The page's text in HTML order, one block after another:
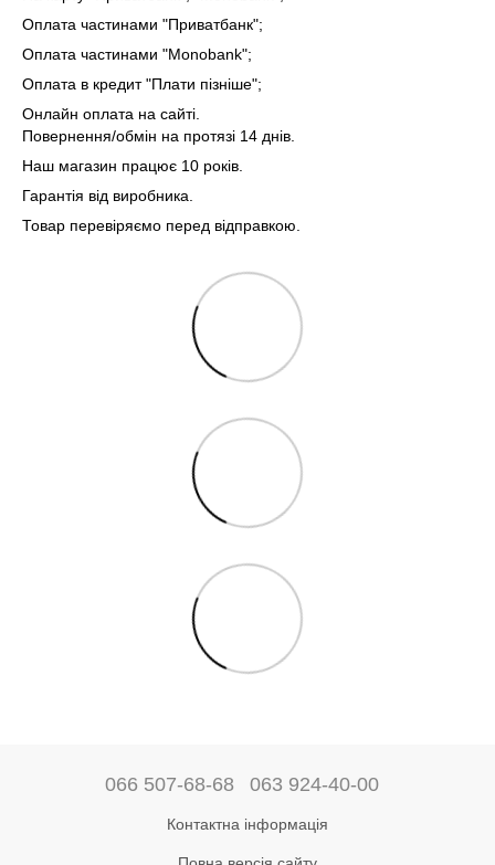
Оплата частинами "Приватбанк";
Оплата частинами "Monobank";
Оплата в кредит "Плати пізніше";
Онлайн оплата на сайті.
Повернення/обмін на протязі 14 днів.
Наш магазин працює 10 років.
Гарантія від виробника.
Товар перевіряємо перед відправкою.
066 507-68-68 063 924-40-00
Контактна інформація